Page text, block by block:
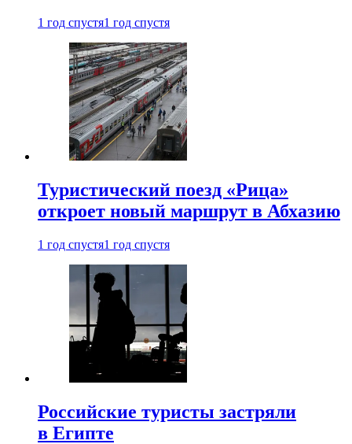
1 год спустя1 год спустя
Туристический поезд «Рица»
откроет новый маршрут в Абхазию
1 год спустя1 год спустя
Российские туристы застряли
в Египте